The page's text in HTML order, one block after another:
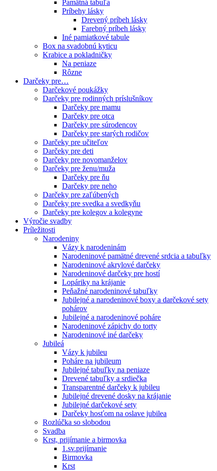
Pamätná tabuľa
Príbehy lásky
Drevený príbeh lásky
Farebný príbeh lásky
Iné pamiatkové tabule
Box na svadobnú kyticu
Krabice a pokladničky
Na peniaze
Rôzne
Darčeky pre…
Darčekové poukážky
Darčeky pre rodinných príslušníkov
Darčeky pre mamu
Darčeky pre otca
Darčeky pre súrodencov
Darčeky pre starých rodičov
Darčeky pre učiteľov
Darčeky pre deti
Darčeky pre novomanželov
Darčeky pre ženu/muža
Darčeky pre ňu
Darčeky pre neho
Darčeky pre zaľúbených
Darčeky pre svedka a svedkyňu
Darčeky pre kolegov a kolegyne
Výročie svadby
Príležitosti
Narodeniny
Vázy k narodeninám
Narodeninové pamätné drevené srdcia a tabuľky
Narodeninové akrylové darčeky
Narodeninové darčeky pre hostí
Lopáriky na krájanie
Peňažné narodeninové tabuľky
Jubilejné a narodeninové boxy a darčekové sety
pohárov
Jubilejné a narodeninové poháre
Narodeninové zápichy do torty
Narodeninové iné darčeky
Jubileá
Vázy k jubileu
Poháre na jubileum
Jubilejné tabuľky na peniaze
Drevené tabuľky a srdiečka
Transparentné darčeky k jubileu
Jubilejné drevené dosky na krájanie
Jubilejné darčekové sety
Darčeky hosťom na oslave jubilea
Rozlúčka so slobodou
Svadba
Krst, prijímanie a birmovka
1.sv.prijímanie
Birmovka
Krst